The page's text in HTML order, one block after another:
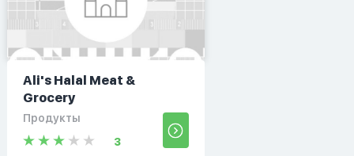
Ali's Halal Meat &
Grocery
Продукты
3